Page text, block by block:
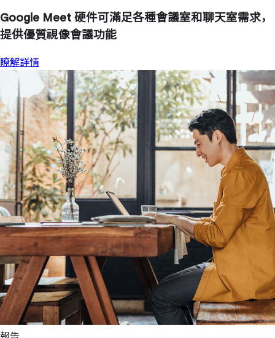
Google Meet 硬件可滿足各種會議室和聊天室需求，
提供優質視像會議功能
瞭解詳情